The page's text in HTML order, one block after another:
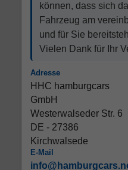
können, dass sich
Fahrzeug am
und für Sie
Vielen Dank für Ihr
Adresse
HHC hamburgcars
GmbH
Westerwalseder Str. 6
DE - 27386
Kirchwalsede
E-Mail